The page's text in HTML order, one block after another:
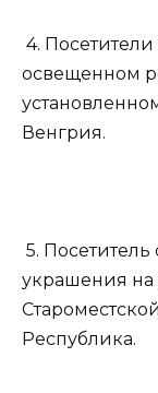
4.
освещенном
Венгрия.
5.
украшения на
Республика.